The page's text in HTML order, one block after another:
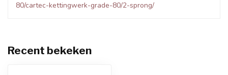
80/cartec-kettingwerk-grade-80/2-sprong/
Recent bekeken